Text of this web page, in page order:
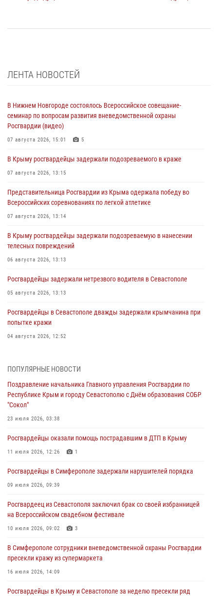
ЛЕНТА НОВОСТЕЙ
В Нижнем Новгороде состоялось Всероссийское совещание-
семинар по вопросам развития вневедомственной охраны
Росгвардии (видео)
07 августа 2026, 15:01 5
В Крыму росгвардейцы задержали подозреваемого в краже
07 августа 2026, 13:15
Представительница Росгвардии из Крыма одержала победу во
Всероссийских соревнованиях по легкой атлетике
07 августа 2026, 13:14
В Крыму росгвардейцы задержали подозреваемую в нанесении
телесных повреждений
06 августа 2026, 13:13
Росгвардейцы задержали нетрезвого водителя в Севастополе
05 августа 2026, 13:13
Росгвардейцы в Севастополе дважды задержали крымчанина при
попытке кражи
04 августа 2026, 12:52
мужчину
Росгвардия в Крыму и Севастополе задержала ряд
правонарушителей
03 августа 2026, 14:08
В Симферополе росгвардейцы задержали гражданина,
подозреваемого в совершении серии краж
Росгвардейцы оперативно задержали нарушителя на охраняемом
30 июля 2026, 12:13
ПОПУЛЯРНЫЕ НОВОСТИ
Поздравление начальника Главного управления Росгвардии по
Республике Крым и городу Севастополю с Днём образования СОБР
"Сокол"
23 июля 2026, 03:38
Росгвардейцы оказали помощь пострадавшим в ДТП в Крыму
11 июля 2026, 12:26 1
Росгвардейцы в Симферополе задержали нарушителей порядка
09 июля 2026, 09:39
Росгвардеец из Севастополя заключил брак со своей избранницей
на Всероссийском свадебном фестивале
10 июля 2026, 09:02 3
В Симферополе сотрудники вневедомственной охраны Росгвардии
пресекли кражу из супермаркета
16 июля 2026, 14:09
Росгвардейцы в Крыму и Севастополе за неделю пресекли ряд